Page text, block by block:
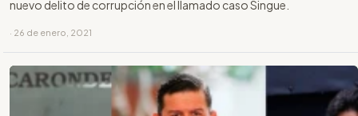
nuevo delito de corrupción en el llamado caso Singue.
· 26 de enero, 2021